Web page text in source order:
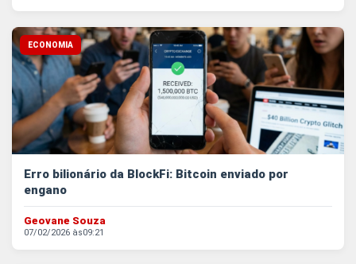
ECONOMIA
Erro bilionário da BlockFi: Bitcoin enviado por
engano
Geovane Souza
07/02/2026 às09:21